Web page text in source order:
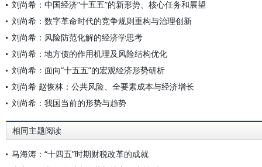
刘尚希：中国经济“十五五”的新形势、核心任务和展望
刘尚希：数字革命时代的竞争规则重构与治理创新
刘尚希：风险防范化解的经济学思考
刘尚希：地方债的作用机理及风险结构优化
刘尚希：面向“十五五”的宏观经济形势研析
刘尚希 赵恢林：公共风险、全要素成本与经济增长
刘尚希：我国当前的形势与趋势
相同主题阅读
马海涛：“十四五”时期财税改革的成就